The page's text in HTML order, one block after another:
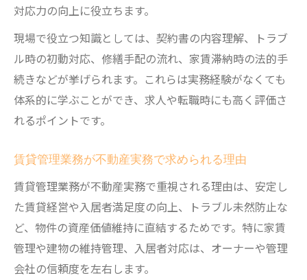
宅建士と賃貸不動産経営管理士の違いを比
較
資格取得が不動産管理業務に与える影響と
は
不動産管理で評価される資格の価値を整理
こんな人に賃貸管理が向いている理由
説
賃貸管理の仕事が合う適性やスキルとは何
か
現場で活躍できる賃貸管理の資質を知る
賃貸管理に向く人が持つ強みや注意点を紹
介
対応力の向上に役立ちます。
現場で役立つ知識としては、契約書の内容理解、トラブ
ル時の初動対応、修繕手配の流れ、家賃滞納時の法的手
続きなどが挙げられます。これらは実務経験がなくても
体系的に学ぶことができ、求人や転職時にも高く評価さ
れるポイントです。
賃貸管理業務が不動産実務で求められる理由
賃貸管理業務が不動産実務で重視される理由は、安定し
た賃貸経営や入居者満足度の向上、トラブル未然防止な
ど、物件の資産価値維持に直結するためです。特に家賃
管理や建物の維持管理、入居者対応は、オーナーや管理
会社の信頼度を左右します。